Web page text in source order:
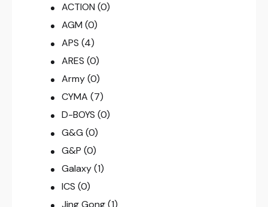
ACTION (0)
AGM (0)
APS (4)
ARES (0)
Army (0)
CYMA (7)
D-BOYS (0)
G&G (0)
G&P (0)
Galaxy (1)
ICS (0)
Jing Gong (1)